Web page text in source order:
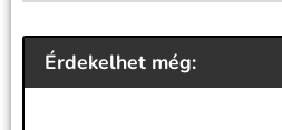
Érdekelhet még: